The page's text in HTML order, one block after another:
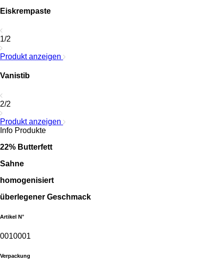
Eiskrempaste
1/2
Produkt anzeigen
Vanistib
2/2
Produkt anzeigen
Info Produkte
22% Butterfett
Sahne
homogenisiert
überlegener Geschmack
Artikel N°
0010001
Verpackung